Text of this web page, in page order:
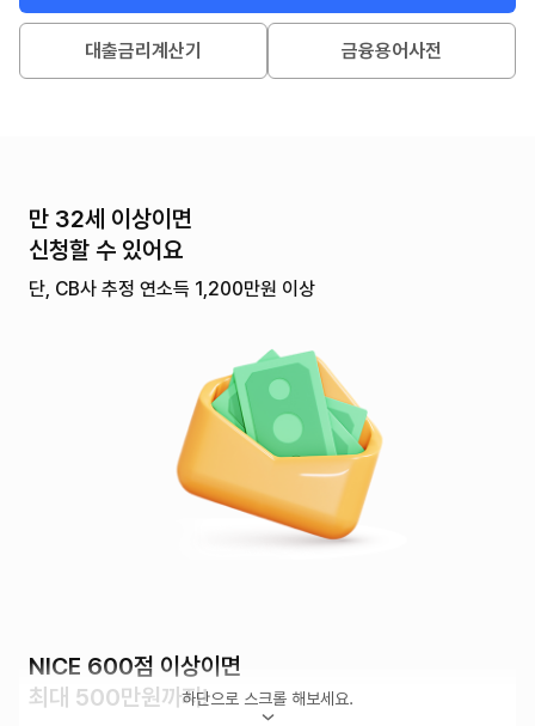
대출금리계산기 금융용어사전
만 32세 이상이면
신청할 수 있어요
단, CB사 추정 연소득 1,200만원 이상
NICE 600점 이상이면
최대 500만원까지!하단으로 스크롤 해보세요.